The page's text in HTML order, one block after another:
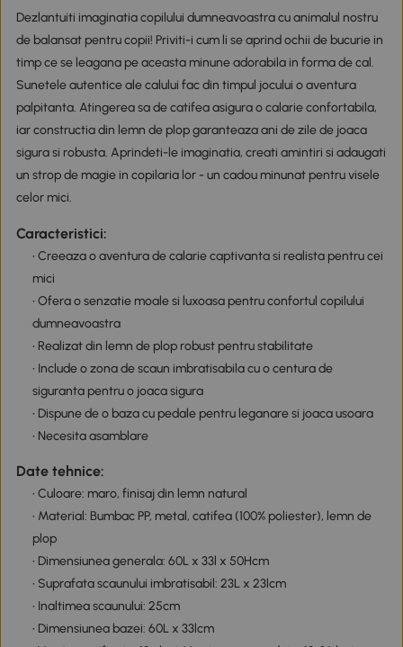
Dezlantuiti imaginatia copilului dumneavoastra cu animalul nostru
de balansat pentru copii! Priviti-i cum li se aprind ochii de bucurie in
timp ce se leagana pe aceasta minune adorabila in forma de cal.
Sunetele autentice ale calului fac din timpul jocului o aventura
palpitanta. Atingerea sa de catifea asigura o calarie confortabila,
iar constructia din lemn de plop garanteaza ani de zile de joaca
sigura si robusta. Aprindeti-le imaginatia, creati amintiri si adaugati
un strop de magie in copilaria lor - un cadou minunat pentru visele
celor mici.
Caracteristici:
• Creeaza o aventura de calarie captivanta si realista pentru cei
mici
• Ofera o senzatie moale si luxoasa pentru confortul copilului
dumneavoastra
• Realizat din lemn de plop robust pentru stabilitate
• Include o zona de scaun imbratisabila cu o centura de
siguranta pentru o joaca sigura
• Dispune de o baza cu pedale pentru leganare si joaca usoara
• Necesita asamblare
Date tehnice:
• Culoare: maro, finisaj din lemn natural
• Material: Bumbac PP, metal, catifea (100% poliester), lemn de
plop
• Dimensiunea generala: 60L x 33l x 50Hcm
• Suprafata scaunului imbratisabil: 23L x 23lcm
• Inaltimea scaunului: 25cm
• Dimensiunea bazei: 60L x 33lcm